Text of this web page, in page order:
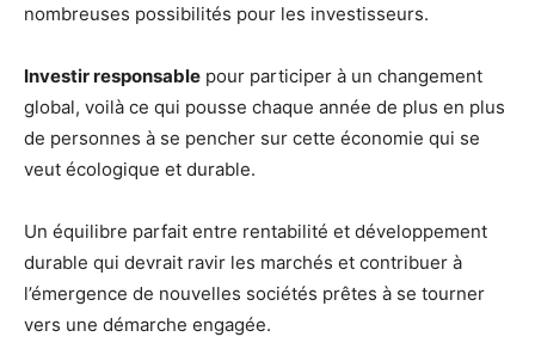
nombreuses possibilités pour les investisseurs.
Investir responsable pour participer à un changement
global, voilà ce qui pousse chaque année de plus en plus
de personnes à se pencher sur cette économie qui se
veut écologique et durable.
Un équilibre parfait entre rentabilité et développement
durable qui devrait ravir les marchés et contribuer à
l’émergence de nouvelles sociétés prêtes à se tourner
vers une démarche engagée.